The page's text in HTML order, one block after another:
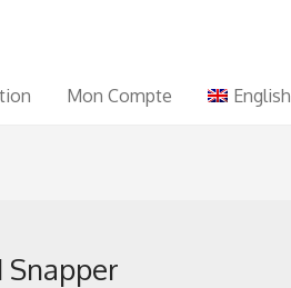
Mon Compte English
Snapper